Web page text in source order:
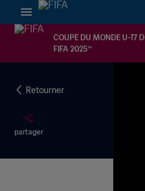
COUPE DU MONDE U-17
FIFA 2025™
Retourner
partager